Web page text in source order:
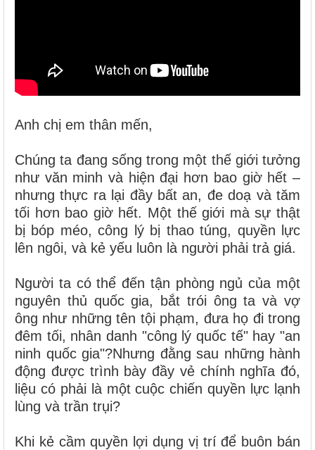
Anh chị em thân mến,
Chúng ta đang sống trong một thế giới tưởng
như văn minh và hiện đại hơn bao giờ hết –
nhưng thực ra lại đầy bất an, đe doạ và tăm
tối hơn bao giờ hết. Một thế giới mà sự thật
bị bóp méo, công lý bị thao túng, quyền lực
lên ngôi, và kẻ yếu luôn là người phải trả giá.
Người ta có thể đến tận phòng ngủ của một
nguyên thủ quốc gia, bắt trói ông ta và vợ
ông như những tên tội phạm, đưa họ đi trong
đêm tối, nhân danh "công lý quốc tế" hay "an
ninh quốc gia"?Nhưng đằng sau những hành
động được trình bày đầy vẻ chính nghĩa đó,
liệu có phải là một cuộc chiến quyền lực lạnh
lùng và trần trụi?
Khi kẻ cầm quyền lợi dụng vị trí để buôn bán